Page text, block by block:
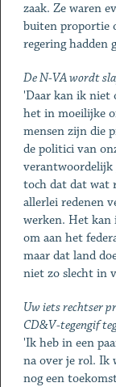
zaak. Ze waren
buiten proportie
regering hadden
De N-VA wordt
'Daar kan ik niet
het in moeilijke
mensen zijn die
de politici van
verantwoordelijk
toch dat dat wat
allerlei redenen
werken. Het kan
om aan het
maar dat land
niet zo slecht in
Uw iets rechtser
CD&V-tegengif
'Ik heb in een
na over je rol. Ik
nog een